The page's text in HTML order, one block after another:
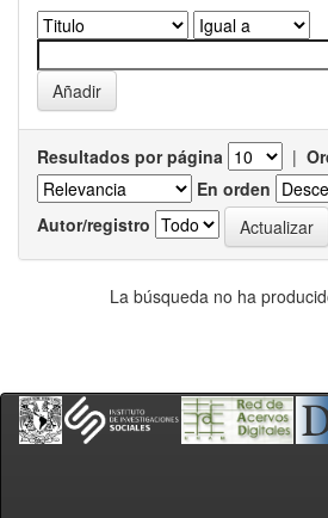
Resultados por página |
En orden
Autor/registro
La búsqueda no ha